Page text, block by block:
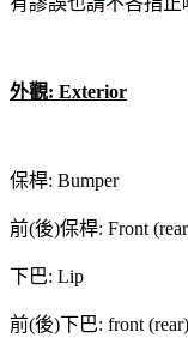
外觀: Exterior
保桿: Bumper
前(後)保桿: Front
下巴: Lip
前(後)下巴: front